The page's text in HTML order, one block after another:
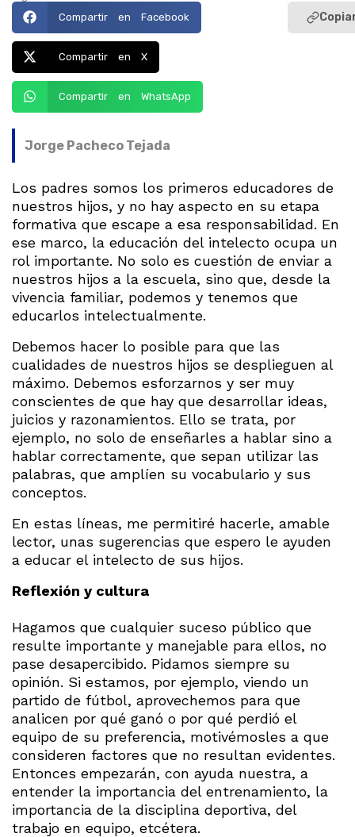
Compartir en Facebook
Compartir en X
Compartir en WhatsApp
Jorge Pacheco Tejada
Los padres somos los primeros educadores de
nuestros hijos, y no hay aspecto en su etapa
formativa que escape a esa responsabilidad. En
ese marco, la educación del intelecto ocupa un
rol importante. No solo es cuestión de enviar a
nuestros hijos a la escuela, sino que, desde la
vivencia familiar, podemos y tenemos que
educarlos intelectualmente.
Debemos hacer lo posible para que las
cualidades de nuestros hijos se desplieguen al
máximo. Debemos esforzarnos y ser muy
conscientes de que hay que desarrollar ideas,
juicios y razonamientos. Ello se trata, por
ejemplo, no solo de enseñarles a hablar sino a
hablar correctamente, que sepan utilizar las
palabras, que amplíen su vocabulario y sus
conceptos.
En estas líneas, me permitiré hacerle, amable
lector, unas sugerencias que espero le ayuden
a educar el intelecto de sus hijos.
Reflexión y cultura
Hagamos que cualquier suceso público que
resulte importante y manejable para ellos, no
pase desapercibido. Pidamos siempre su
opinión. Si estamos, por ejemplo, viendo un
partido de fútbol, aprovechemos para que
analicen por qué ganó o por qué perdió el
equipo de su preferencia, motivémosles a que
consideren factores que no resultan evidentes.
Entonces empezarán, con ayuda nuestra, a
entender la importancia del entrenamiento, la
importancia de la disciplina deportiva, del
trabajo en equipo, etcétera.